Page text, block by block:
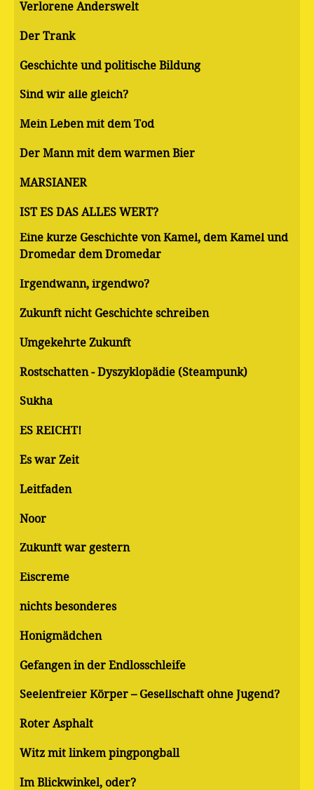
Verlorene Anderswelt
Der Trank
Geschichte und politische Bildung
Sind wir alle gleich?
Mein Leben mit dem Tod
Der Mann mit dem warmen Bier
MARSIANER
IST ES DAS ALLES WERT?
Eine kurze Geschichte von Kamel, dem Kamel und
Dromedar dem Dromedar
Irgendwann, irgendwo?
Zukunft nicht Geschichte schreiben
Umgekehrte Zukunft
Rostschatten - Dyszyklopädie (Steampunk)
Sukha
ES REICHT!
Es war Zeit
Leitfaden
Noor
Zukunft war gestern
Eiscreme
nichts besonderes
Honigmädchen
Gefangen in der Endlosschleife
Seelenfreier Körper – Gesellschaft ohne Jugend?
Roter Asphalt
Witz mit linkem pingpongball
Im Blickwinkel, oder?